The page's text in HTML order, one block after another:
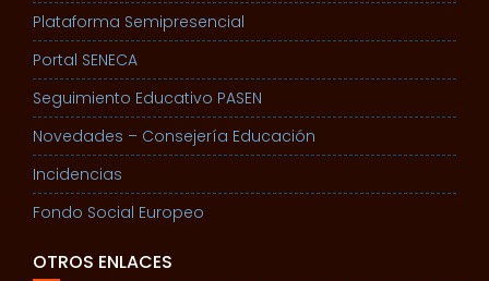
Plataforma Semipresencial
Portal SENECA
Seguimiento Educativo PASEN
Novedades – Consejería Educación
Incidencias
Fondo Social Europeo
OTROS ENLACES